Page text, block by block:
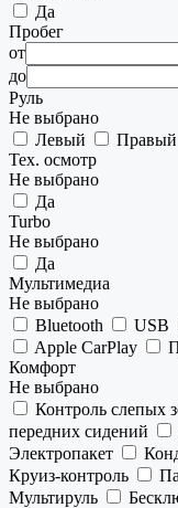
Да
Пробег
от
до
Руль
Не выбрано
Левый
Правый
Тех. осмотр
Не выбрано
Да
Turbo
Не выбрано
Да
Мультимедиа
Не выбрано
Bluetooth
USB
Apple CarPlay
Комфорт
Не выбрано
Контроль слепых
передних сидений
Электропакет
Круиз-контроль
Мультируль